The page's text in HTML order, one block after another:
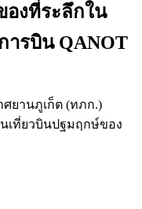
งที่ระลึกใน
ารบิน QANOT
ยานภูเก็ต (ทภก.)
เที่ยวบินปฐมฤกษ์ของ